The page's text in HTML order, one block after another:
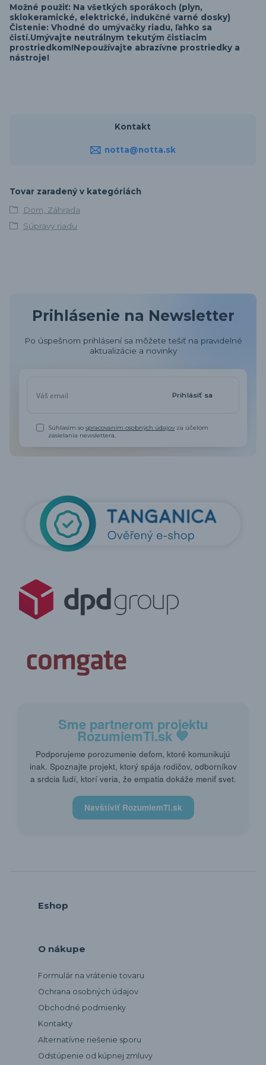
Možné použiť: Na všetkých sporákoch (plyn,
sklokeramické, elektrické, indukčné varné dosky)
Čistenie: Vhodné do umývačky riadu, ľahko sa
čistí.Umývajte neutrálnym tekutým čistiacim
prostriedkom!Nepoužívajte abrazívne prostriedky a
nástroje!
Kontakt
notta@notta.sk
Tovar zaradený v kategóriách
Dom, Záhrada
Súpravy riadu
Prihlásenie na Newsletter
Po úspešnom prihlásení sa môžete tešiť na pravidelné
aktualizácie a novinky
Prihlásiť sa
Súhlasím sospracovaním osobných údajov za účelom
zasielania newslettera.
Sme partnerom projektu
RozumiemTi.sk💙
Podporujeme porozumenie deťom, ktoré komunikujú
inak. Spoznajte projekt, ktorý spája rodičov, odborníkov
a srdcia ľudí, ktorí veria, že empatia dokáže meniť svet.
Navštíviť RozumiemTi.sk
Eshop
O nákupe
Formulár na vrátenie tovaru
Ochrana osobných údajov
Obchodné podmienky
Kontakty
Alternatívne riešenie sporu
Odstúpenie od kúpnej zmluvy